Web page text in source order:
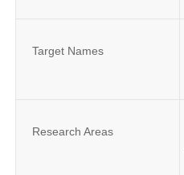
Target Names
Research Areas